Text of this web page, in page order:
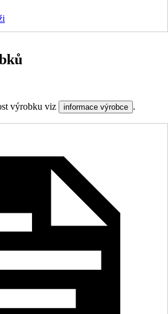
výrobku viz informace výrobce .